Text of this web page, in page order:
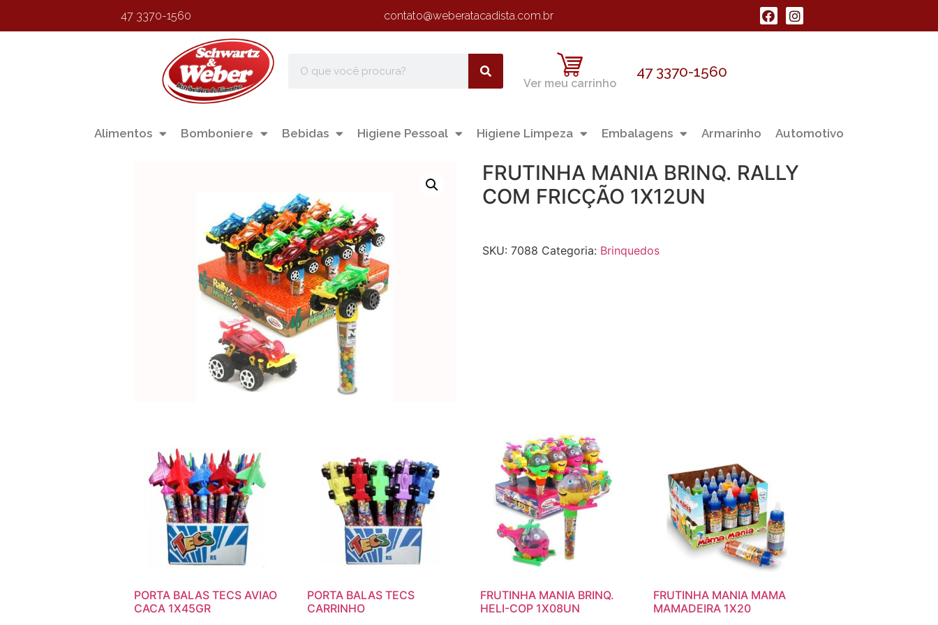
47 3370-1560 contato@weberatacadista.com.br
Ver meu carrinho
47 3370-1560
Alimentos Bomboniere Bebidas Higiene Pessoal Higiene Limpeza Embalagens Armarinho Automotivo
FRUTINHA MANIA BRINQ. RALLY
COM FRICÇÃO 1X12UN
SKU:7088 Categoria: Brinquedos
PORTA BALAS TECS AVIAO
CACA 1X45GR
PORTA BALAS TECS
CARRINHO
FRUTINHA MANIA BRINQ.
HELI-COP 1X08UN
FRUTINHA MANIA MAMA
MAMADEIRA 1X20